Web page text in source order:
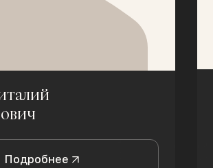
Подробнее